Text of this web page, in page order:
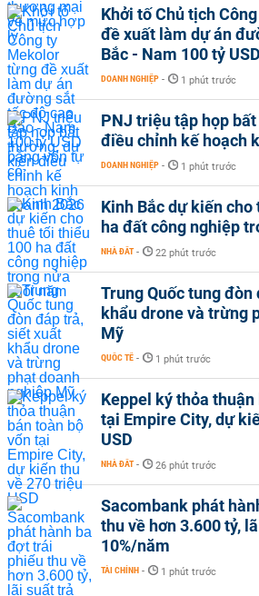
Khởi tố Chủ tịch
đề xuất làm dự án
Bắc - Nam 100 tỷ
DOANH NGHIỆP - 1 phút trước
PNJ triệu tập họp
điều chỉnh kế hoạch
DOANH NGHIỆP - 1 phút trước
Kinh Bắc dự kiến
ha đất công nghiệp
NHÀ ĐẤT - 22 phút trước
Trung Quốc tung
khẩu drone và trừng
Mỹ
QUỐC TẾ - 1 phút trước
Keppel ký thỏa
tại Empire City, dự
USD
NHÀ ĐẤT - 26 phút trước
Sacombank phát
thu về hơn 3.600 tỷ,
10%/năm
TÀI CHÍNH - 1 phút trước